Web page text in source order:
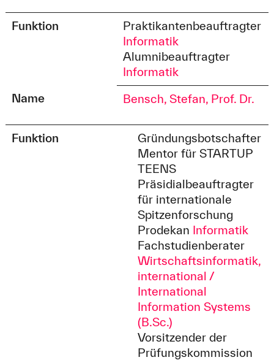
Funktion
Praktikantenbeauftragter
Informatik
Alumnibeauftragter
Informatik
Name
Bensch, Stefan, Prof. Dr.
Funktion
Gründungsbotschafter
Mentor für STARTUP
TEENS
Präsidialbeauftragter
für internationale
Spitzenforschung
Prodekan Informatik
Fachstudienberater
Wirtschaftsinformatik,
international /
International
Information Systems
(B.Sc.)
Vorsitzender der
Prüfungskommission